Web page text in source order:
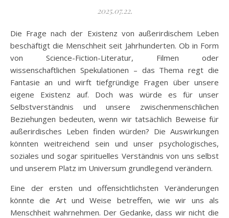
2025.07.22.
Die Frage nach der Existenz von außerirdischem Leben
beschäftigt die Menschheit seit Jahrhunderten. Ob in Form
von Science-Fiction-Literatur, Filmen oder
wissenschaftlichen Spekulationen – das Thema regt die
Fantasie an und wirft tiefgründige Fragen über unsere
eigene Existenz auf. Doch was würde es für unser
Selbstverständnis und unsere zwischenmenschlichen
Beziehungen bedeuten, wenn wir tatsächlich Beweise für
außerirdisches Leben finden würden? Die Auswirkungen
könnten weitreichend sein und unser psychologisches,
soziales und sogar spirituelles Verständnis von uns selbst
und unserem Platz im Universum grundlegend verändern.
Eine der ersten und offensichtlichsten Veränderungen
könnte die Art und Weise betreffen, wie wir uns als
Menschheit wahrnehmen. Der Gedanke, dass wir nicht die